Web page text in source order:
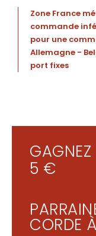
Zone France
commande
pour une
Allemagne -
port fixes
GAGNEZ
5 €
CORDE